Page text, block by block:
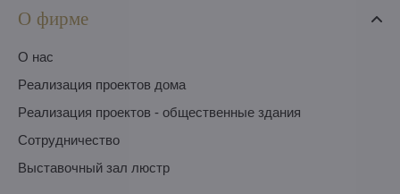
О фирме
O нас
Pеализация проектов дома
Pеализация проектов - общественные здания
Сотрудничество
Выставочный зал люстр